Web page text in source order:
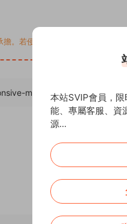
擔。若侵犯了您的權益，請來信
magento/ ，轉載請注明出
本站SVIP會員，
能、專屬客服、資
源...